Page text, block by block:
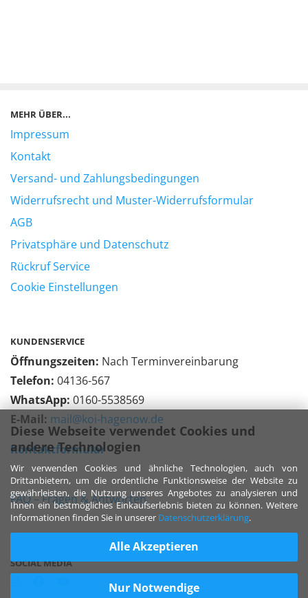
Diese Webseite verwendet Cookies und
andere Technologien
Wir verwenden Cookies und ähnliche Technologien, auch von
Drittanbietern, um die ordentliche Funktionsweise der Website zu
gewährleisten, die Nutzung unseres Angebotes zu analysieren und
Ihnen ein bestmögliches Einkaufserlebnis bieten zu können. Weitere
Informationen finden Sie in unserer Datenschutzerklärung.
Alle Akzeptieren
Nur Notwendige
MEHR ÜBER...
Impressum
Kontakt
Versand- und Zahlungsbedingungen
Widerrufsrecht und Muster-Widerrufsformular
AGB
Privatsphäre und Datenschutz
Rückruf Service
Cookie Einstellungen
KUNDENSERVICE
Öffnungszeiten: Nach Terminvereinbarung
Telefon: 04136-567
WhatsApp: 0160-5538569
E-Mail: mail@koi-hagenow.de
Kontaktformular
FAQ – Fragen & Antworten
SOCIAL MEDIA